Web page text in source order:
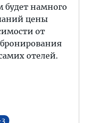
будет намного
цены
от
бронирования
отелей.
3